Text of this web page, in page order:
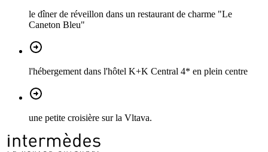
le dîner de réveillon dans un restaurant de charme "Le
Caneton Bleu"
l'hébergement dans l'hôtel K+K Central 4* en plein centre
une petite croisière sur la Vltava.